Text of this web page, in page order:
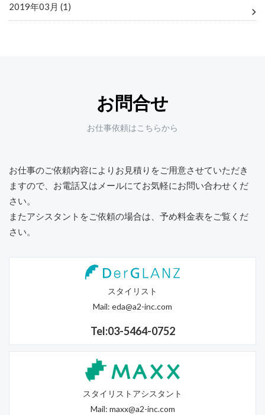
2019年03月 (1)
お問合せ
お仕事依頼はこちらから
お仕事のご依頼内容によりお見積りをご用意させていただき
ますので、 お電話又はメールにてお気軽にお問い合わせくだ
さい。
またアシスタントをご依頼の場合は、予め料金表をご覧くだ
さい。
スタイリスト
Mail: eda@a2-inc.com
Tel:03-5464-0752
スタイリストアシスタント
Mail: maxx@a2-inc.com